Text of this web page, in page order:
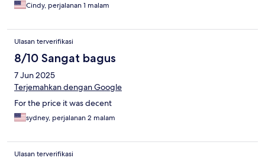
Cindy, perjalanan 1 malam
Ulasan terverifikasi
8/10 Sangat bagus
7 Jun 2025
Terjemahkan dengan Google
For the price it was decent
sydney, perjalanan 2 malam
Ulasan terverifikasi